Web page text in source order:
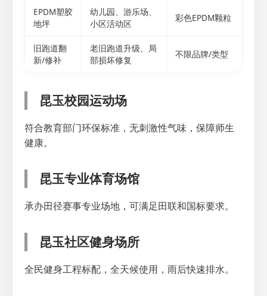
EPDM塑胶
地坪
幼儿园、游乐场、
小区活动区
彩色EPDM颗粒
旧跑道翻
新/修补
老旧跑道升级、局
部损坏修复
不限品牌/类型
昆玉校园运动场
符合教育部门环保标准，无刺激性气味，保障师生
健康。
昆玉专业体育场馆
承办田径赛事专业场地，可满足田联和国标要求。
昆玉社区健身场所
全民健身工程标配，全天候使用，雨后快速排水。